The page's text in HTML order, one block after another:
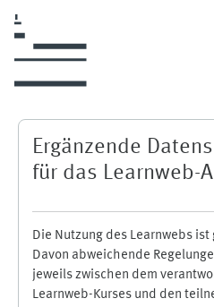
Ergänzende
für das Learnweb-
Die Nutzung des Learnwebs
Davon abweichende
jeweils zwischen dem
Learnweb-Kurses und den